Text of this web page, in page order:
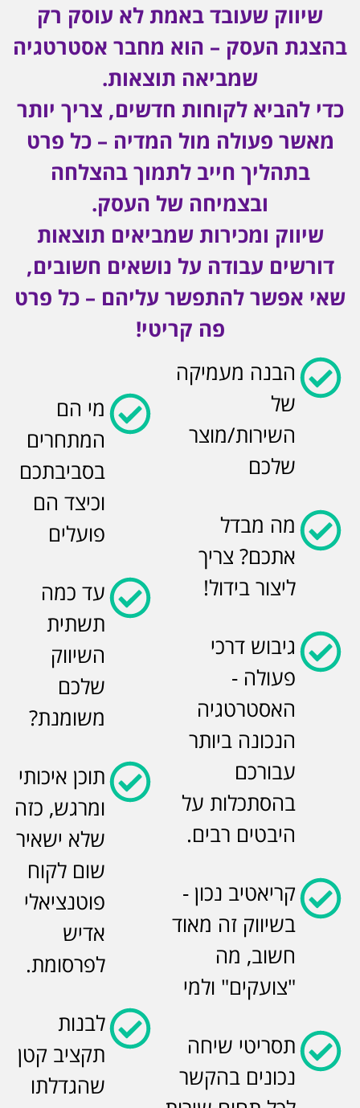
שיווק שעובד באמת לא עוסק רק
בהצגת העסק – הוא מחבר אסטרטגיה
שמביאה תוצאות.
כדי להביא לקוחות חדשים, צריך יותר
מאשר פעולה מול המדיה – כל פרט
בתהליך חייב לתמוך בהצלחה
ובצמיחה של העסק.
שיווק ומכירות שמביאים תוצאות
דורשים עבודה על נושאים חשובים,
שאי אפשר להתפשר עליהם – כל פרט
פה קריטי!
הבנה מעמיקה
של
השירות/מוצר
שלכם
מה מבדל
אתכם? צריך
ליצור בידול!
גיבוש דרכי
פעולה -
האסטרטגיה
הנכונה ביותר
עבורכם
בהסתכלות על
היבטים רבים.
קריאטיב נכון -
בשיווק זה מאוד
חשוב, מה
"צועקים" ולמי
תסריטי שיחה
נכונים בהקשר
מי הם
המתחרים
בסביבתכם
וכיצד הם
פועלים
עד כמה
תשתית
השיווק
שלכם
משומנת?
תוכן איכותי
ומרגש, כזה
שלא ישאיר
שום לקוח
פוטנציאלי
אדיש
לפרסומת.
לבנות
תקציב קטן
שהגדלתו